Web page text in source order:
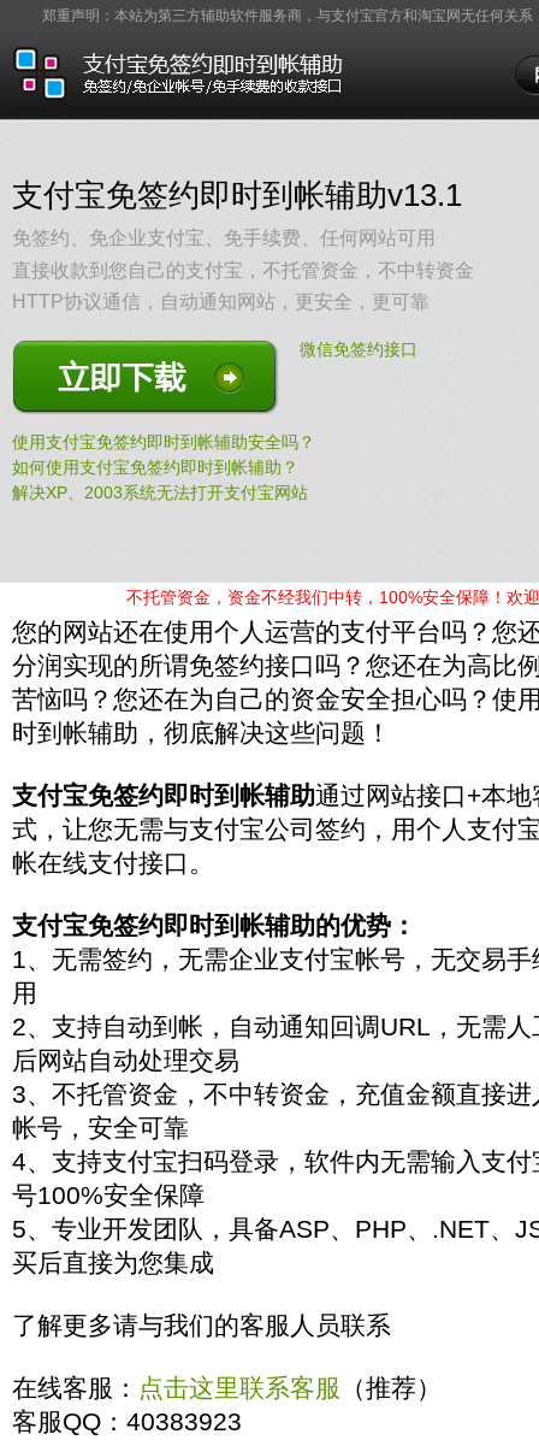
郑重声明：本站为第三方辅助软件服务商，与支付宝官方和淘宝网无任何关
支付宝免签约即时到帐辅助v13.1
免签约、免企业支付宝、免手续费、任何网站可用
直接收款到您自己的支付宝，不托管资金，不中转资金
HTTP协议通信，自动通知网站，更安全，更可靠
立即下载
微信免签约接口
使用支付宝免签约即时到帐辅助安全吗？
如何使用支付宝免签约即时到帐辅助？
解决XP、2003系统无法打开支付宝网站
不托管资金，资金不经我们中转，100%安全保障！欢
您的网站还在使用个人运营的支付平台吗？您
分润实现的所谓免签约接口吗？您还在为高比
苦恼吗？您还在为自己的资金安全担心吗？使
时到帐辅助，彻底解决这些问题！
支付宝免签约即时到帐辅助通过网站接口+本
式，让您无需与支付宝公司签约，用个人支付
帐在线支付接口。
支付宝免签约即时到帐辅助的优势：
1、无需签约，无需企业支付宝帐号，无交易
用
2、支持自动到帐，自动通知回调URL，无需
后网站自动处理交易
3、不托管资金，不中转资金，充值金额直接
帐号，安全可靠
4、支持支付宝扫码登录，软件内无需输入支
号100%安全保障
5、专业开发团队，具备ASP、PHP、.NET、
买后直接为您集成
了解更多请与我们的客服人员联系
在线客服： 点击这里联系客服 （推荐）
客服QQ：40383923